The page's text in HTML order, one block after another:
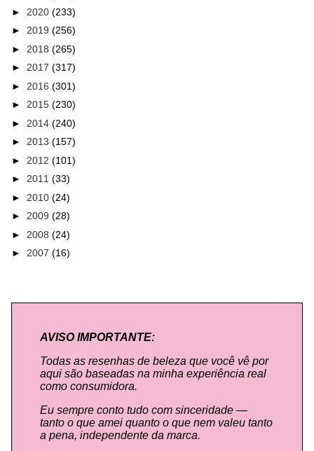
► 2020 (233)
► 2019 (256)
► 2018 (265)
► 2017 (317)
► 2016 (301)
► 2015 (230)
► 2014 (240)
► 2013 (157)
► 2012 (101)
► 2011 (33)
► 2010 (24)
► 2009 (28)
► 2008 (24)
► 2007 (16)
AVISO IMPORTANTE:
Todas as resenhas de beleza que você vê por
aqui são baseadas na minha experiência real
como consumidora.
Eu sempre conto tudo com sinceridade —
tanto o que amei quanto o que nem valeu tanto
a pena, independente da marca.